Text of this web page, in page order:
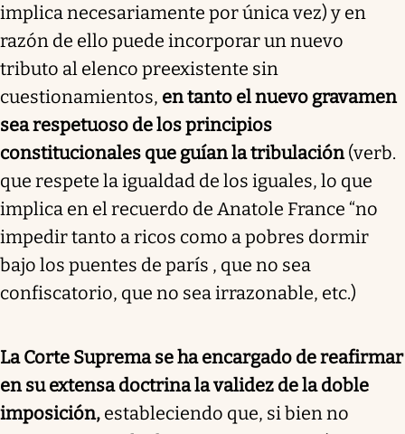
implica necesariamente por única vez) y en
razón de ello puede incorporar un nuevo
tributo al elenco preexistente sin
cuestionamientos, en tanto el nuevo gravamen
sea respetuoso de los principios
constitucionales que guían la tribulación(verb.
que respete la igualdad de los iguales, lo que
implica en el recuerdo de Anatole France “no
impedir tanto a ricos como a pobres dormir
bajo los puentes de parís , que no sea
confiscatorio, que no sea irrazonable, etc.)
La Corte Suprema se ha encargado de reafirmar
en su extensa doctrina la validez de la doble
imposición, estableciendo que, si bien no